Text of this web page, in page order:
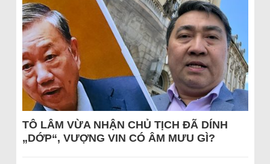
TÔ LÂM VỪA NHẬN CHỦ TỊCH ĐÃ DÍNH
„DỚP“, VƯỢNG VIN CÓ ÂM MƯU GÌ?